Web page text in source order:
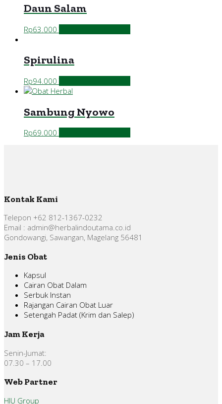
Daun Salam
Rp63.000
Spirulina
Rp94.000
Sambung Nyowo
Rp69.000
Kontak Kami
Telepon +62 812-1367-0232
Email : admin@herbalindoutama.co.id
Gondowangi, Sawangan, Magelang 56481
Jenis Obat
Kapsul
Cairan Obat Dalam
Serbuk Instan
Rajangan Cairan Obat Luar
Setengah Padat (Krim dan Salep)
Jam Kerja
Senin-Jumat:
07.30 – 17.00
Web Partner
HIU Group